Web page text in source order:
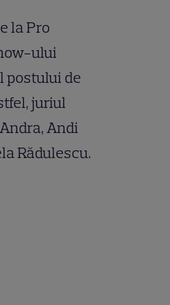
la Pro
ului
postului de
juriul
Andi
Rădulescu.